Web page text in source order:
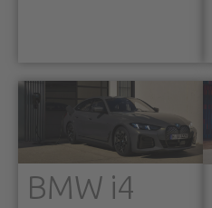
BMW i4